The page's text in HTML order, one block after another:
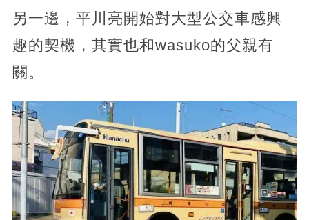
另一邊，平川亮開始對大型公交車感興
趣的契機，其實也和wasuko的父親有
關。